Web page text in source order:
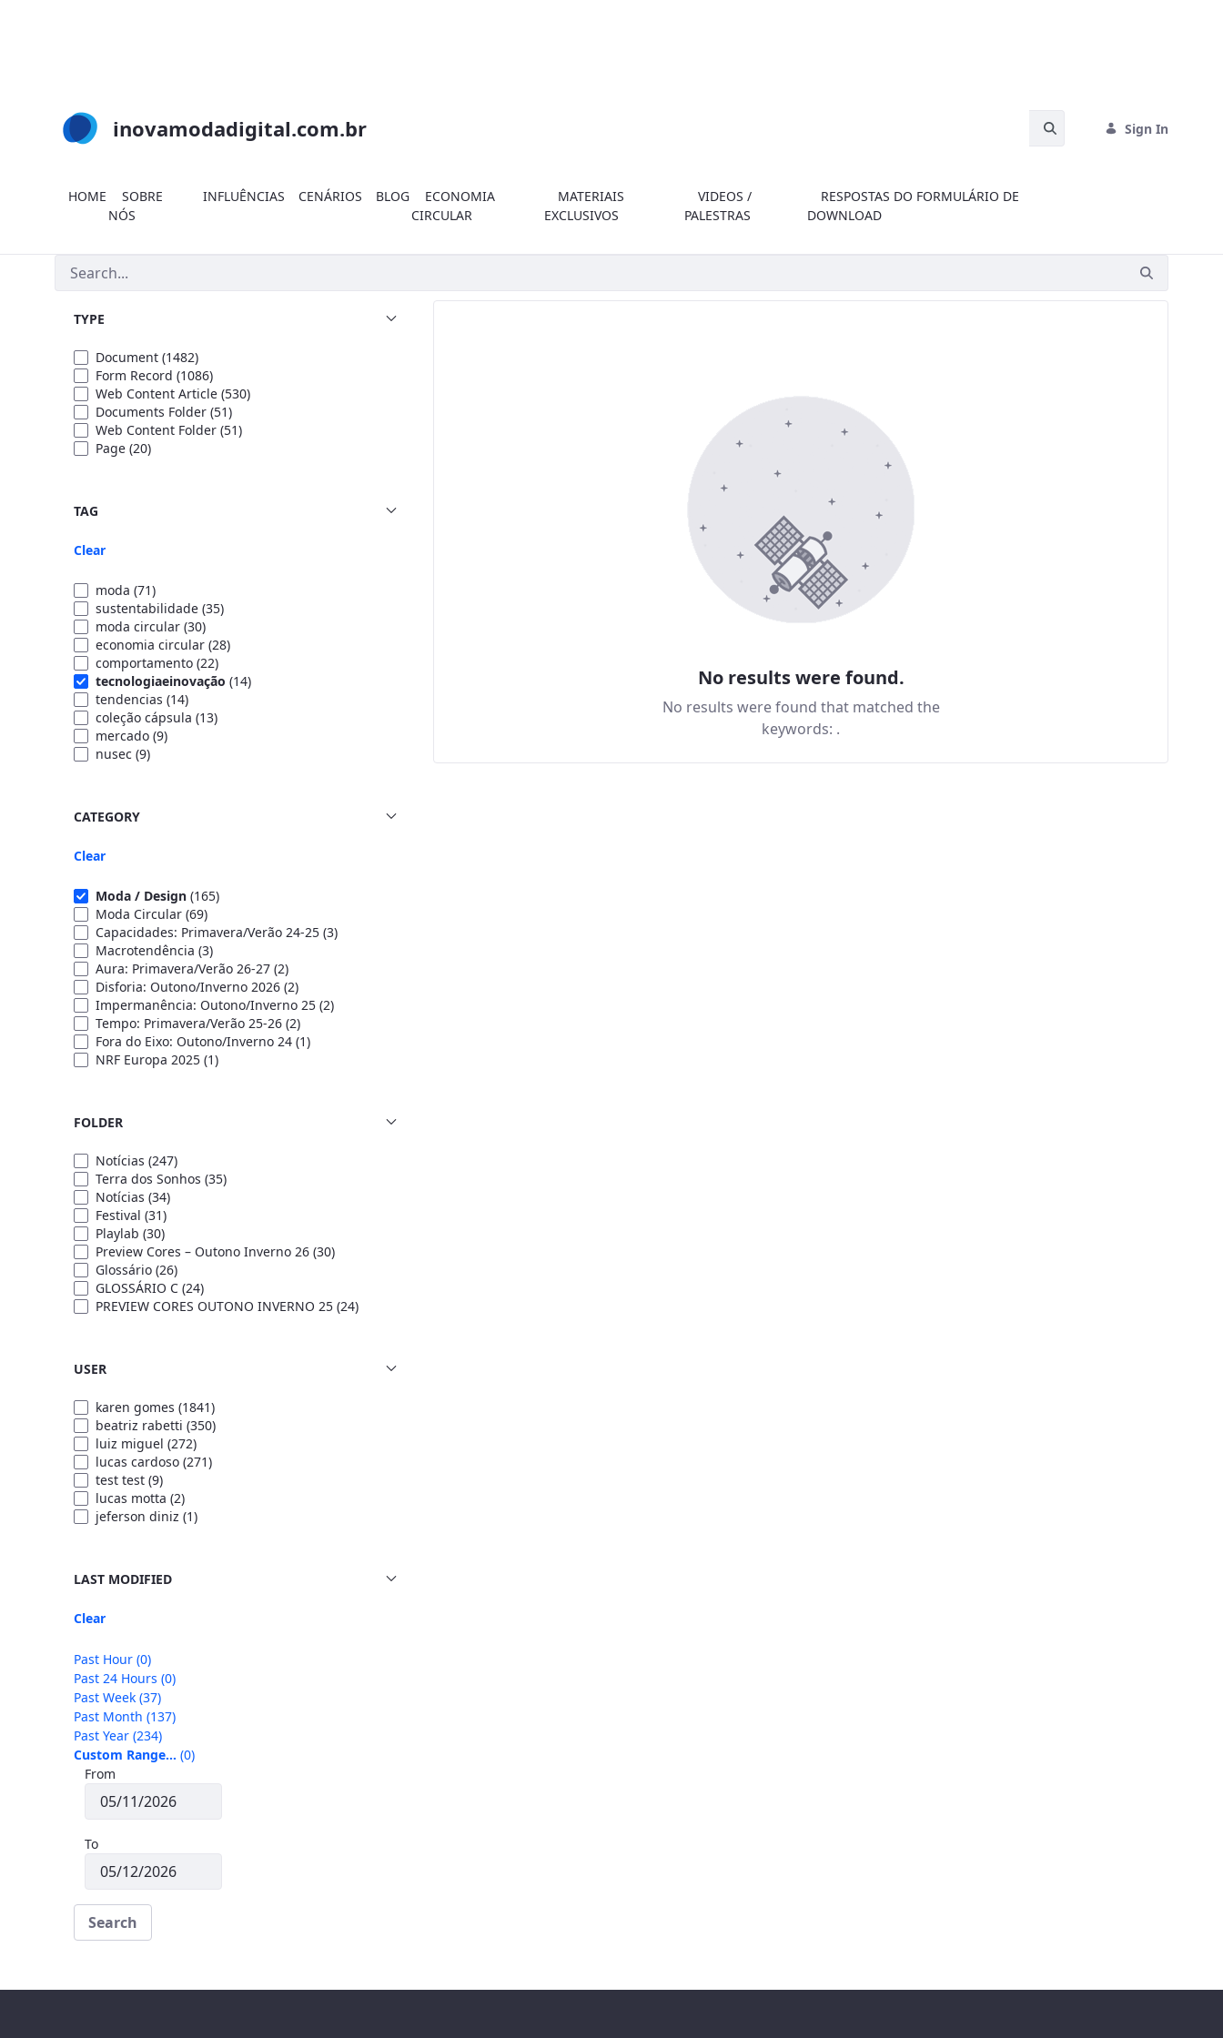
inovamodadigital.com.br Search Bar Sign In
HOME
SOBRE
NÓS
INFLUÊNCIAS CENÁRIOS BLOG
ECONOMIA
CIRCULAR
MATERIAIS
EXCLUSIVOS
VIDEOS /
PALESTRAS
RESPOSTAS DO FORMULÁRIO DE
DOWNLOAD
Search
TYPE
Document (1482)
Form Record (1086)
Web Content Article (530)
Documents Folder (51)
Web Content Folder (51)
Page (20)
TAG
Clear
moda (71)
sustentabilidade (35)
moda circular (30)
economia circular (28)
comportamento (22)
tecnologiaeinovação (14)
tendencias (14)
coleção cápsula (13)
mercado (9)
nusec (9)
CATEGORY
Clear
Moda / Design (165)
Moda Circular (69)
Capacidades: Primavera/Verão 24-25 (3)
Macrotendência (3)
Aura: Primavera/Verão 26-27 (2)
Disforia: Outono/Inverno 2026 (2)
Impermanência: Outono/Inverno 25 (2)
Tempo: Primavera/Verão 25-26 (2)
Fora do Eixo: Outono/Inverno 24 (1)
NRF Europa 2025 (1)
FOLDER
Notícias (247)
Terra dos Sonhos (35)
Notícias (34)
Festival (31)
Playlab (30)
Preview Cores – Outono Inverno 26 (30)
Glossário (26)
GLOSSÁRIO C (24)
PREVIEW CORES OUTONO INVERNO 25 (24)
USER
karen gomes (1841)
beatriz rabetti (350)
luiz miguel (272)
lucas cardoso (271)
test test (9)
lucas motta (2)
jeferson diniz (1)
LAST MODIFIED
Clear
Past Hour (0)
Past 24 Hours (0)
Past Week (37)
Past Month (137)
Past Year (234)
Custom Range… (0)
From
To
Search
No results were found.
No results were found that matched the
keywords: .